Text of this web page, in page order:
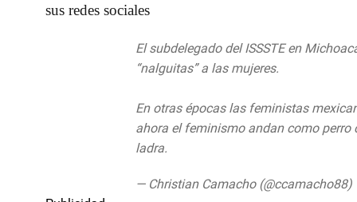
sus redes sociales
El subdelegado del ISSSTE en
“nalguitas” a las mujeres.
En otras épocas las feministas
ahora el feminismo andan como perro
ladra.
— Christian Camacho (@ccamacho88)